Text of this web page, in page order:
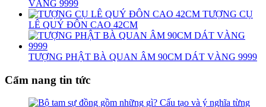
VÀNG 9999
TƯỢNG CỤ
LÊ QUÝ ĐÔN CAO 42CM
TƯỢNG PHẬT BÀ QUAN ÂM 90CM DÁT VÀNG 9999
Cẩm nang tin tức